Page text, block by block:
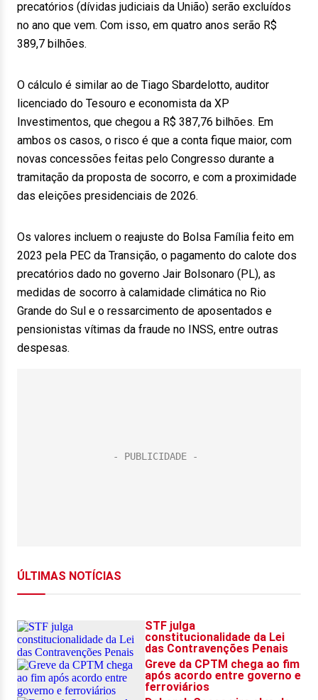
precatórios (dívidas judiciais da União) serão excluídos
no ano que vem. Com isso, em quatro anos serão R$
389,7 bilhões.
O cálculo é similar ao de Tiago Sbardelotto, auditor
licenciado do Tesouro e economista da XP
Investimentos, que chegou a R$ 387,76 bilhões. Em
ambos os casos, o risco é que a conta fique maior, com
novas concessões feitas pelo Congresso durante a
tramitação da proposta de socorro, e com a proximidade
das eleições presidenciais de 2026.
Os valores incluem o reajuste do Bolsa Família feito em
2023 pela PEC da Transição, o pagamento do calote dos
precatórios dado no governo Jair Bolsonaro (PL), as
medidas de socorro à calamidade climática no Rio
Grande do Sul e o ressarcimento de aposentados e
pensionistas vítimas da fraude no INSS, entre outras
despesas.